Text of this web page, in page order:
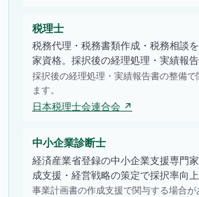
税理士
税務代理・税務書類作成・税務相談
家資格。採択後の経理処理・実績報告
採択後の経理処理・実績報告書の整備で
ます。
日本税理士会連合会 ↗
中小企業診断士
経済産業省登録の中小企業支援専門
成支援・経営戦略の策定で採択率向上
事業計画書の作成支援で関与する場合が